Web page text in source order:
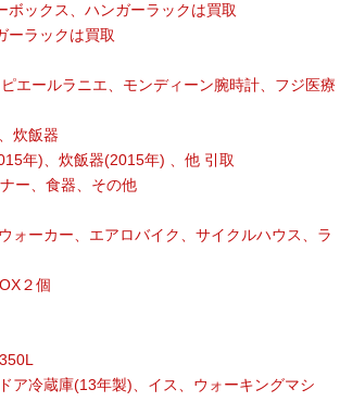
ックス、ハンガーラックは買取
ーラックは買取
エールラニエ、モンディーン腕時計、フジ医療
炊飯器
年)、炊飯器(2015年) 、他 引取
ー、食器、その他
ォーカー、エアロバイク、サイクルハウス、ラ
２個
ア冷蔵庫(13年製)、イス、ウォーキングマシ